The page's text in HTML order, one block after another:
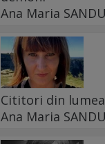
Ana Maria SANDU
Cititori din
Ana Maria SANDU